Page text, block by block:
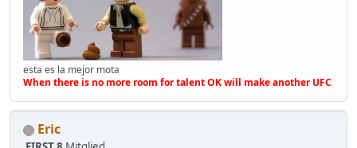
esta es la mejor mota
When there is no more room for talent OK will make another UFC
Eric